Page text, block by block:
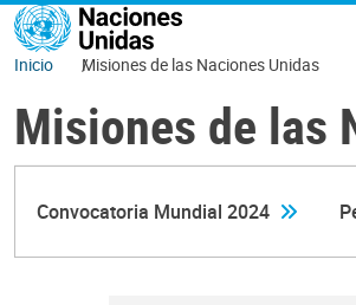
Pasar al contenido principal
Inicio Misiones de las Naciones Unidas
Misiones de las
Convocatoria Mundial 2024